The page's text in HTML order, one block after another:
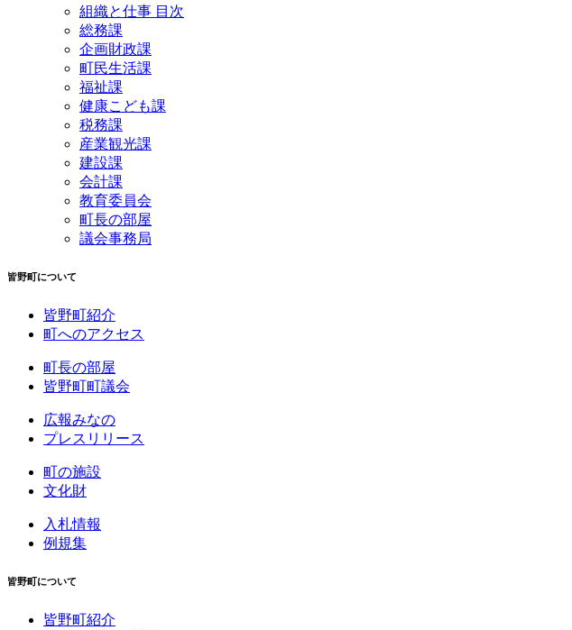
組織と仕事 目次
総務課
企画財政課
町民生活課
福祉課
健康こども課
税務課
産業観光課
建設課
会計課
教育委員会
町長の部屋
議会事務局
皆野町について
皆野町紹介
町へのアクセス
町長の部屋
皆野町町議会
広報みなの
プレスリリース
町の施設
文化財
入札情報
例規集
皆野町について
皆野町紹介